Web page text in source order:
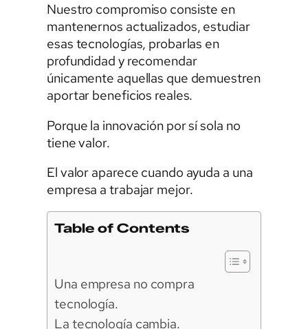
Nuestro compromiso consiste en
mantenernos actualizados, estudiar
esas tecnologías, probarlas en
profundidad y recomendar
únicamente aquellas que demuestren
aportar beneficios reales.
Porque la innovación por sí sola no
tiene valor.
El valor aparece cuando ayuda a una
empresa a trabajar mejor.
Table of Contents
Una empresa no compra
tecnología.
La tecnología cambia.